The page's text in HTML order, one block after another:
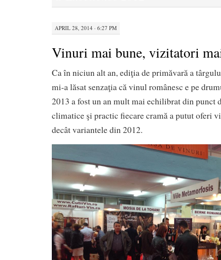
APRIL 28, 2014 · 6:27 PM
Vinuri mai bune, vizitatori
Ca în niciun alt an, ediţia de primăvară a
mi-a lăsat senzaţia că vinul românesc e pe
2013 a fost un an mult mai echilibrat din punct
climatice şi practic fiecare cramă a putut oferi
decât variantele din 2012.